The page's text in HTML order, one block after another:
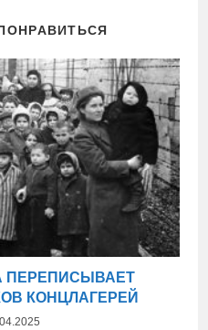
ПЕРЕПИСЫВАЕТ
КОНЦЛАГЕРЕЙ